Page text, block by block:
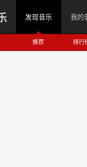
发现音乐 我的
推荐 排行